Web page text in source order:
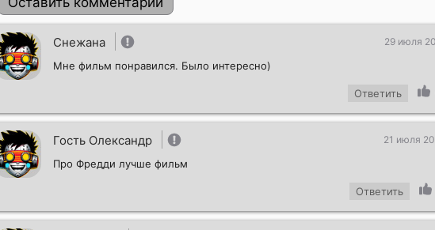
Отправить!
Снежана 29 июля
Мне фильм понравился. Было интересно)
Ответить
Гость Олександр 21 июля
Про Фредди лучше фильм
Ответить